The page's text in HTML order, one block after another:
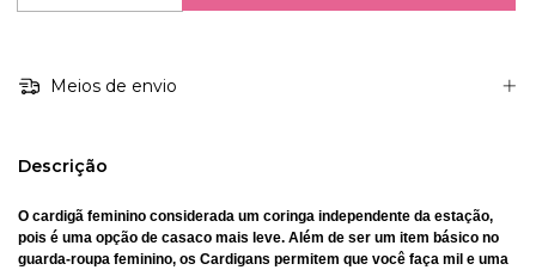
Meios de envio
Descrição
O cardigã feminino considerada um coringa independente da estação,
pois é uma opção de casaco mais leve. Além de ser um item básico no
guarda-roupa feminino, os Cardigans permitem que você faça mil e uma